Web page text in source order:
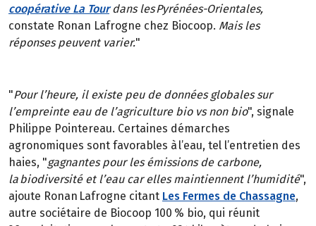
coopérative La Tourdans les Pyrénées-Orientales,
constate Ronan Lafrogne chez Biocoop. Mais les
réponses peuvent varier."
"Pour l’heure, il existe peu de données globales sur
l’empreinte eau de l’agriculture bio vs non bio", signale
Philippe Pointereau. Certaines démarches
agronomiques sont favorables à l’eau, tel l’entretien des
haies, "gagnantes pour les émissions de carbone,
la biodiversité et l’eau car elles maintiennent l’humidité",
ajoute Ronan Lafrogne citant Les Fermes de Chassagne,
autre sociétaire de Biocoop 100 % bio, qui réunit